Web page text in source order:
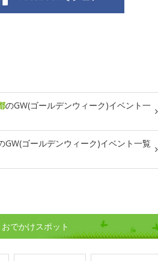
のGW(ゴールデンウィーク)イベント一
GW(ゴールデンウィーク)イベント一覧
でかけスポット